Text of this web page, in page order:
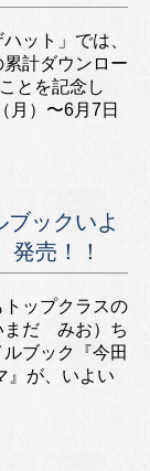
ット」では、
計ダウンロー
とを記念し
月）〜6月7日
ックいよ
発売！！
ップクラスの
まだ みお）ち
ブック『今田
』が、いよい